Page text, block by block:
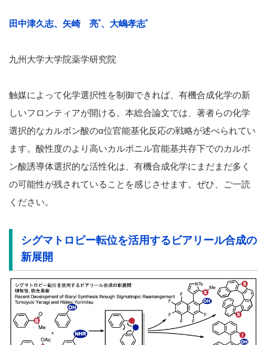
田中津久志、矢崎 亮*、大嶋孝志*
九州大学大学院薬学研究院
触媒によって化学選択性を制御できれば、有機合成化学の新
しいフロンティアが開ける。本総合論文では、著者らの化学
選択的なカルボン酸のα位官能基化反応の戦略が述べられてい
ます。酸性度のより高いカルボニル官能基共存下でのカルボ
ン酸誘導体選択的な活性化は、有機合成化学にまだまだ多く
の可能性が残されていることを感じさせます。ぜひ、ご一読
ください。
シグマトロピー転位を活用するビアリール合成の
新展開